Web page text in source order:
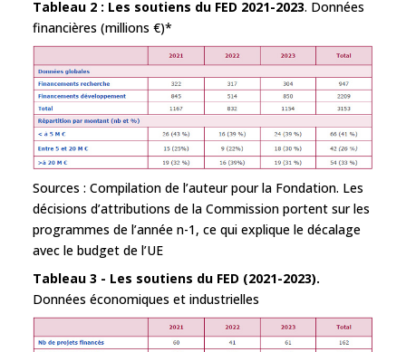
Tableau 2 : Les soutiens du FED 2021-2023. Données
financières (millions €)*
Sources : Compilation de l’auteur pour la Fondation. Les
décisions d’attributions de la Commission portent sur les
programmes de l’année n-1, ce qui explique le décalage
avec le budget de l’UE
Tableau 3 - Les soutiens du FED (2021-2023).
Données économiques et industrielles